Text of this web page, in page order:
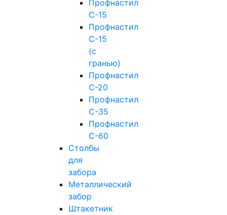
Профнастил
С-15
Профнастил
С-15
(с
гранью)
Профнастил
С-20
Профнастил
С-35
Профнастил
С-60
Столбы
для
забора
Металлический
забор
Штакетник